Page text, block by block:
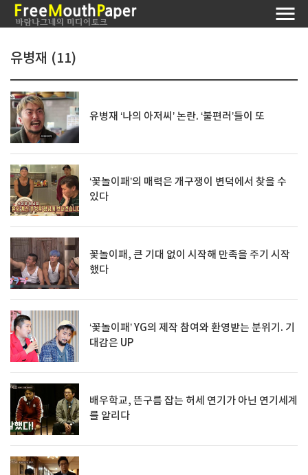
유병재 (11)
유병재 ‘나의 아저씨’ 논란. ‘불편러’들이 또
‘꽃놀이패’의 매력은 개구쟁이 변덕에서 찾을 수
있다
꽃놀이패, 큰 기대 없이 시작해 만족을 주기 시작
했다
‘꽃놀이패’ YG의 제작 참여와 환영받는 분위기. 기
대감은 UP
배우학교, 뜬구름 잡는 허세 연기가 아닌 연기세계
를 알리다